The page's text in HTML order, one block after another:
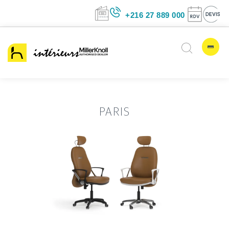
+216 27 889
PARIS